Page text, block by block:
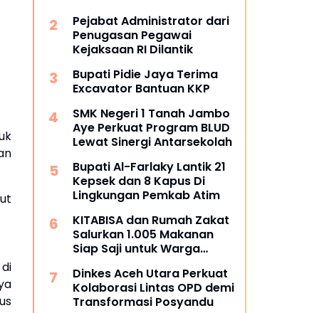
Juta
Pejabat Administrator dari
Penugasan Pegawai
Kejaksaan RI Dilantik
Bupati Pidie Jaya Terima
Excavator Bantuan KKP
SMK Negeri 1 Tanah Jambo
Aye Perkuat Program BLUD
Lewat Sinergi Antarsekolah
Bupati Al-Farlaky Lantik 21
Kepsek dan 8 Kapus Di
Lingkungan Pemkab Atim
KITABISA dan Rumah Zakat
Salurkan 1.005 Makanan
Siap Saji untuk Warga
Dinkes Aceh Utara Perkuat
Kolaborasi Lintas OPD demi
Transformasi Posyandu